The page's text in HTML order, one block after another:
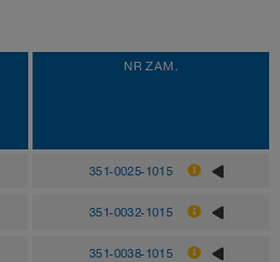
NR ZAM.
351-0025-1015
351-0032-1015
351-0038-1015